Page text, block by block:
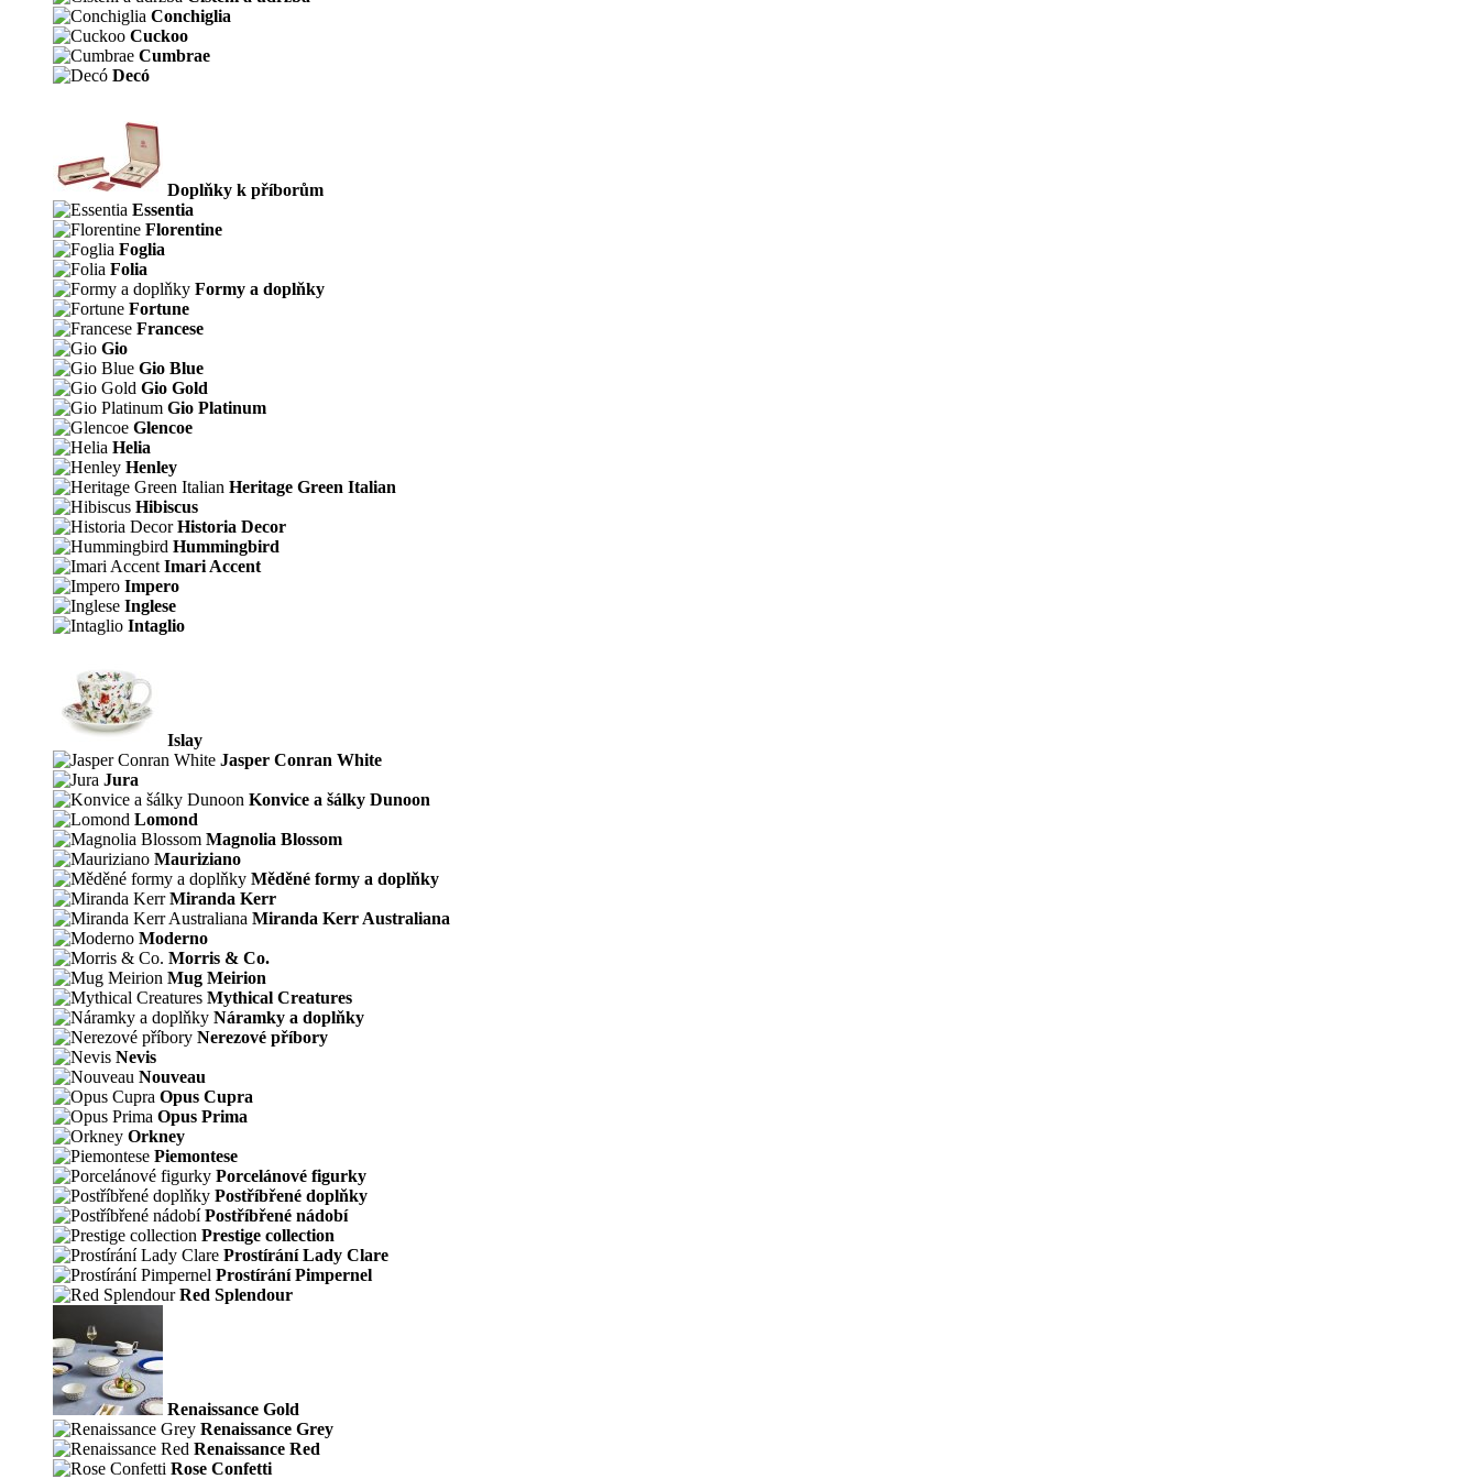
Conchiglia
Cuckoo
Cumbrae
Decó
Doplňky k příborům
Essentia
Florentine
Foglia
Folia
Formy a doplňky
Fortune
Francese
Gio
Gio Blue
Gio Gold
Gio Platinum
Glencoe
Helia
Henley
Heritage Green Italian
Hibiscus
Historia Decor
Hummingbird
Imari Accent
Impero
Inglese
Intaglio
Islay
Jasper Conran White
Jura
Konvice a šálky Dunoon
Lomond
Magnolia Blossom
Mauriziano
Měděné formy a doplňky
Miranda Kerr
Miranda Kerr Australiana
Moderno
Morris & Co.
Mug Meirion
Mythical Creatures
Náramky a doplňky
Nerezové příbory
Nevis
Nouveau
Opus Cupra
Opus Prima
Orkney
Piemontese
Porcelánové figurky
Postříbřené doplňky
Postříbřené nádobí
Prestige collection
Prostírání Lady Clare
Prostírání Pimpernel
Red Splendour
Renaissance Gold
Renaissance Grey
Renaissance Red
Rose Confetti